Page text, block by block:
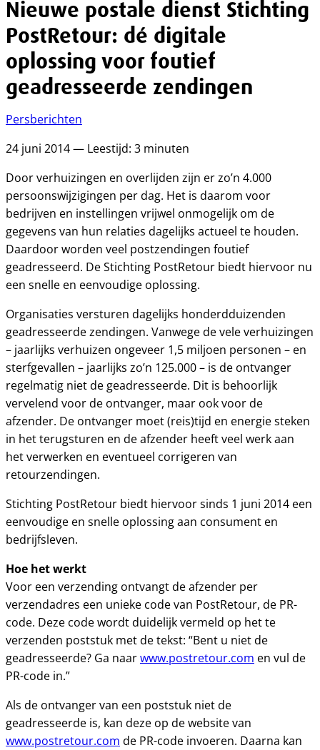
Nieuwe postale dienst Stichting
PostRetour: dé digitale
oplossing voor foutief
geadresseerde zendingen
Persberichten
24 juni 2014 — Leestijd: 3 minuten
Door verhuizingen en overlijden zijn er zo’n 4.000
persoonswijzigingen per dag. Het is daarom voor
bedrijven en instellingen vrijwel onmogelijk om de
gegevens van hun relaties dagelijks actueel te houden.
Daardoor worden veel postzendingen foutief
geadresseerd. De Stichting PostRetour biedt hiervoor nu
een snelle en eenvoudige oplossing.
Organisaties versturen dagelijks honderdduizenden
geadresseerde zendingen. Vanwege de vele verhuizingen
– jaarlijks verhuizen ongeveer 1,5 miljoen personen – en
sterfgevallen – jaarlijks zo’n 125.000 – is de ontvanger
regelmatig niet de geadresseerde. Dit is behoorlijk
vervelend voor de ontvanger, maar ook voor de
afzender. De ontvanger moet (reis)tijd en energie steken
in het terugsturen en de afzender heeft veel werk aan
het verwerken en eventueel corrigeren van
retourzendingen.
Stichting PostRetour biedt hiervoor sinds 1 juni 2014 een
eenvoudige en snelle oplossing aan consument en
bedrijfsleven.
Hoe het werkt
Voor een verzending ontvangt de afzender per
verzendadres een unieke code van PostRetour, de PR-
code. Deze code wordt duidelijk vermeld op het te
verzenden poststuk met de tekst: “Bent u niet de
geadresseerde? Ga naarwww.postretour.com en vul de
PR-code in.”
Als de ontvanger van een poststuk niet de
geadresseerde is, kan deze op de website van
www.postretour.com de PR-code invoeren. Daarna kan